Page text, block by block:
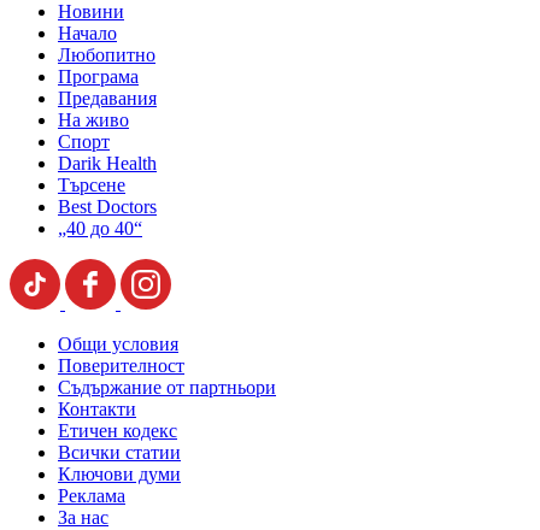
Новини
Начало
Любопитно
Програма
Предавания
На живо
Спорт
Darik Health
Търсене
Best Doctors
„40 до 40“
Общи условия
Поверителност
Съдържание от партньори
Контакти
Етичен кодекс
Всички статии
Ключови думи
Реклама
За нас